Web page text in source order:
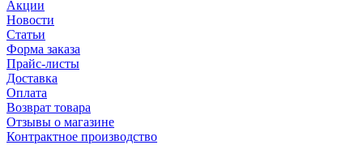
Акции
Новости
Статьи
Форма заказа
Прайс-листы
Доставка
Оплата
Возврат товара
Отзывы о магазине
Контрактное производство